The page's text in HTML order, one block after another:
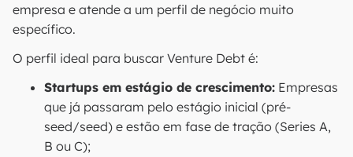
empresa e atende a um perfil de negócio muito
específico.
O perfil ideal para buscar Venture Debt é:
Startups em estágio de crescimento: Empresas
que já passaram pelo estágio inicial (pré-
seed/seed) e estão em fase de tração (Series A,
B ou C);